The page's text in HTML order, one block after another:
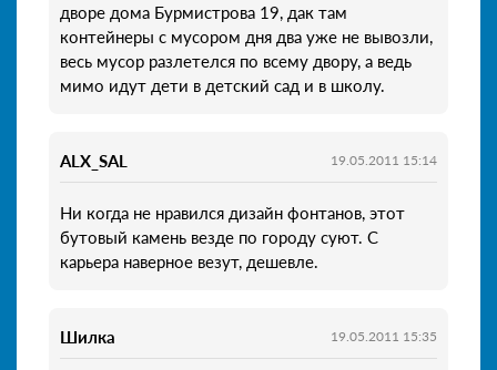
дворе дома Бурмистрова 19, дак там
контейнеры с мусором дня два уже не вывозли,
весь мусор разлетелся по всему двору, а ведь
мимо идут дети в детский сад и в школу.
ALX_SAL 19.05.2011 15:14
Ни когда не нравился дизайн фонтанов, этот
бутовый камень везде по городу суют. С
карьера наверное везут, дешевле.
Шилка 19.05.2011 15:35